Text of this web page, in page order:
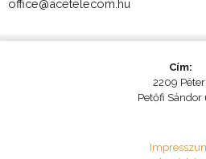
office@acetelecom.hu
Cím:
2209 Péteri
Petőfi Sándor